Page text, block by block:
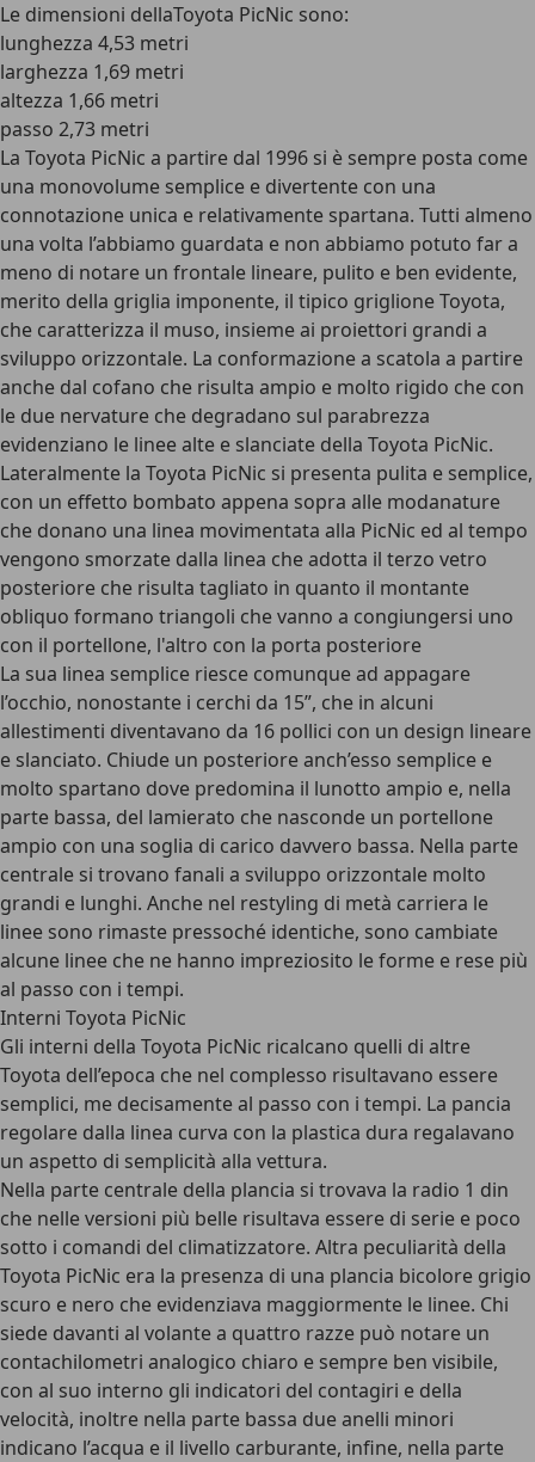
Le dimensioni dellaToyota PicNic sono:
lunghezza 4,53 metri
larghezza 1,69 metri
altezza 1,66 metri
passo 2,73 metri
La Toyota PicNic a partire dal 1996 si è sempre posta come
una monovolume semplice e divertente con una
connotazione unica e relativamente spartana. Tutti almeno
una volta l’abbiamo guardata e non abbiamo potuto far a
meno di notare un frontale lineare, pulito e ben evidente,
merito della griglia imponente, il tipico griglione Toyota,
che caratterizza il muso, insieme ai proiettori grandi a
sviluppo orizzontale. La conformazione a scatola a partire
anche dal cofano che risulta ampio e molto rigido che con
le due nervature che degradano sul parabrezza
evidenziano le linee alte e slanciate della Toyota PicNic.
Lateralmente la Toyota PicNic si presenta pulita e semplice,
con un effetto bombato appena sopra alle modanature
che donano una linea movimentata alla PicNic ed al tempo
vengono smorzate dalla linea che adotta il terzo vetro
posteriore che risulta tagliato in quanto il montante
obliquo formano triangoli che vanno a congiungersi uno
con il portellone, l'altro con la porta posteriore
La sua linea semplice riesce comunque ad appagare
l’occhio, nonostante i cerchi da 15”, che in alcuni
allestimenti diventavano da 16 pollici con un design lineare
e slanciato. Chiude un posteriore anch’esso semplice e
molto spartano dove predomina il lunotto ampio e, nella
parte bassa, del lamierato che nasconde un portellone
ampio con una soglia di carico davvero bassa. Nella parte
centrale si trovano fanali a sviluppo orizzontale molto
grandi e lunghi. Anche nel restyling di metà carriera le
linee sono rimaste pressoché identiche, sono cambiate
alcune linee che ne hanno impreziosito le forme e rese più
al passo con i tempi.
Interni Toyota PicNic
Gli interni della Toyota PicNic ricalcano quelli di altre
Toyota dell’epoca che nel complesso risultavano essere
semplici, me decisamente al passo con i tempi. La pancia
regolare dalla linea curva con la plastica dura regalavano
un aspetto di semplicità alla vettura.
Nella parte centrale della plancia si trovava la radio 1 din
che nelle versioni più belle risultava essere di serie e poco
sotto i comandi del climatizzatore. Altra peculiarità della
Toyota PicNic era la presenza di una plancia bicolore grigio
scuro e nero che evidenziava maggiormente le linee. Chi
siede davanti al volante a quattro razze può notare un
contachilometri analogico chiaro e sempre ben visibile,
con al suo interno gli indicatori del contagiri e della
velocità, inoltre nella parte bassa due anelli minori
indicano l’acqua e il livello carburante, infine, nella parte